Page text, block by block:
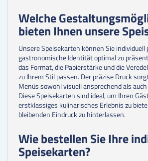
Welche
bieten Ihnen unsere
Unsere Speisekarten können Sie
gastronomische Identität optimal zu
das Format, die Papierstärke und die
zu Ihrem Stil passen. Der präzise Druck
Menüs sowohl visuell ansprechend als
Diese Speisekarten sind ideal, um Ihren
erstklassiges kulinarisches Erlebnis zu
bleibenden Eindruck zu hinterlassen.
Wie bestellen Sie Ihre
Speisekarten?